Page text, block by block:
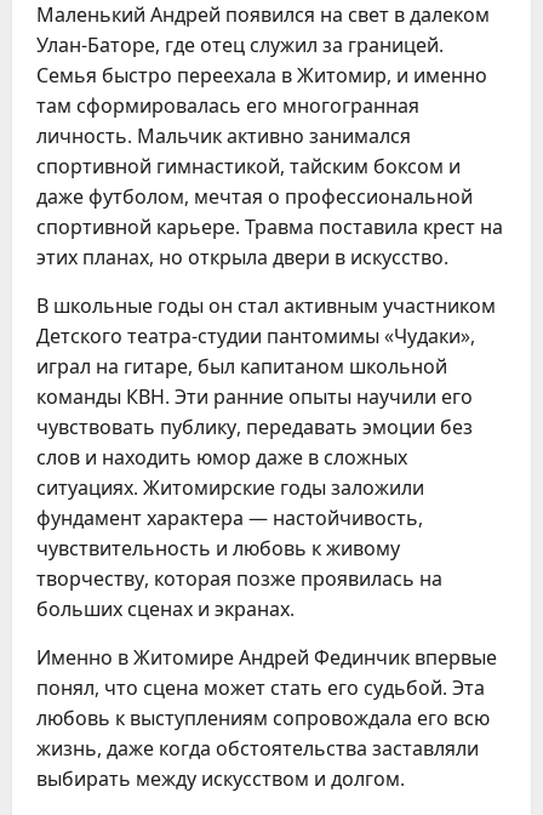
Маленький Андрей появился на свет в далеком
Улан-Баторе, где отец служил за границей.
Семья быстро переехала в Житомир, и именно
там сформировалась его многогранная
личность. Мальчик активно занимался
спортивной гимнастикой, тайским боксом и
даже футболом, мечтая о профессиональной
спортивной карьере. Травма поставила крест на
этих планах, но открыла двери в искусство.
В школьные годы он стал активным участником
Детского театра-студии пантомимы «Чудаки»,
играл на гитаре, был капитаном школьной
команды КВН. Эти ранние опыты научили его
чувствовать публику, передавать эмоции без
слов и находить юмор даже в сложных
ситуациях. Житомирские годы заложили
фундамент характера — настойчивость,
чувствительность и любовь к живому
творчеству, которая позже проявилась на
больших сценах и экранах.
Именно в Житомире Андрей Фединчик впервые
понял, что сцена может стать его судьбой. Эта
любовь к выступлениям сопровождала его всю
жизнь, даже когда обстоятельства заставляли
выбирать между искусством и долгом.